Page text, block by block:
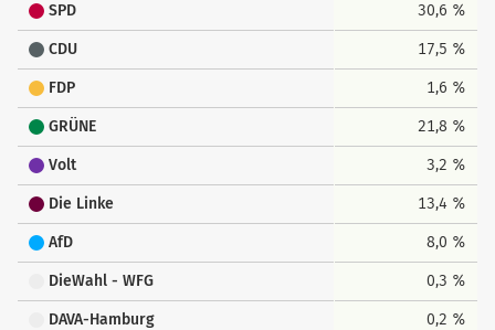
SPD 30,6 %
CDU 17,5 %
FDP 1,6 %
GRÜNE 21,8 %
Volt 3,2 %
Die Linke 13,4 %
AfD 8,0 %
DieWahl - WFG 0,3 %
DAVA-Hamburg 0,2 %